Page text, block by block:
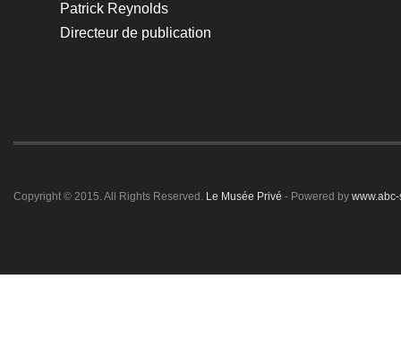
Patrick Reynolds
Directeur de publication
Copyright © 2015. All Rights Reserved. Le Musée Privé - Powered by